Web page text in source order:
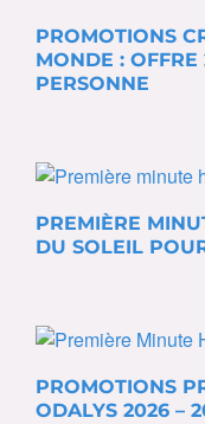
PROMOTIONS
MONDE :
PERSONNE
PREMIÈRE
DU SOLEIL
PROMOTIONS
ODALYS 2026 –